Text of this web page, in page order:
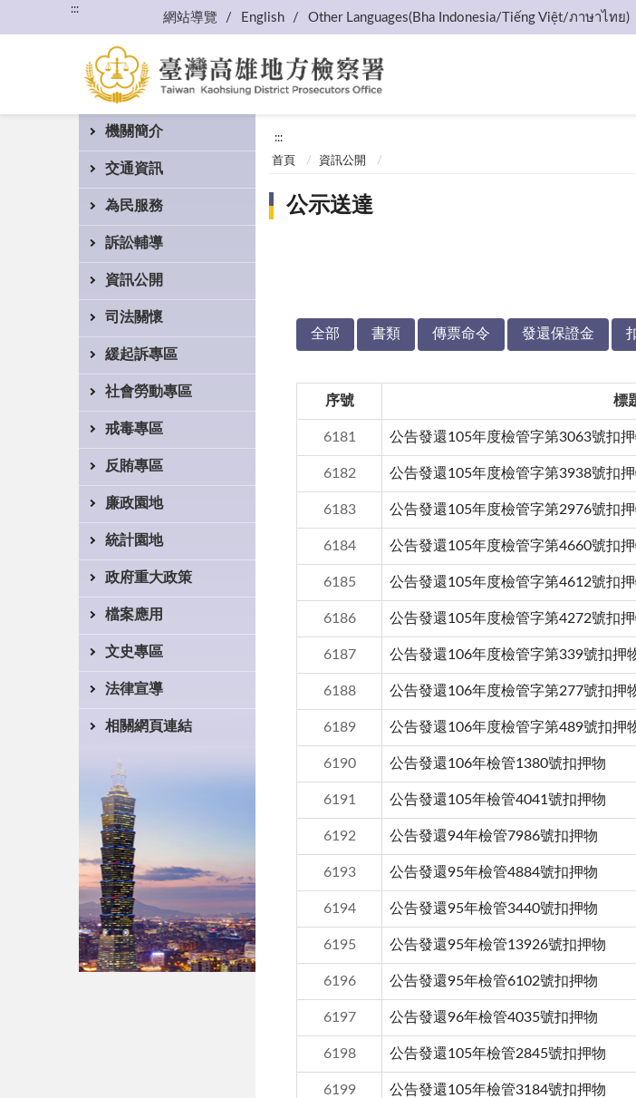
:::
網站導覽 English Other Languages(Bha Indonesia/Tiếng Việt/ภาษาไทย)
機關簡介
交通資訊
為民服務
訴訟輔導
資訊公開
司法關懷
緩起訴專區
社會勞動專區
戒毒專區
反賄專區
廉政園地
統計園地
政府重大政策
檔案應用
文史專區
法律宣導
相關網頁連結
:::
首頁 資訊公開
公示送達
全部 書類 傳票命令 發還保證金
序號 標
6181 公告發還105年度檢管字第3063號扣
6182 公告發還105年度檢管字第3938號扣
6183 公告發還105年度檢管字第2976號扣
6184 公告發還105年度檢管字第4660號扣
6185 公告發還105年度檢管字第4612號扣
6186 公告發還105年度檢管字第4272號扣
6187 公告發還106年度檢管字第339號扣押
6188 公告發還106年度檢管字第277號扣押
6189 公告發還106年度檢管字第489號扣押
6190 公告發還106年檢管1380號扣押物
6191 公告發還105年檢管4041號扣押物
6192 公告發還94年檢管7986號扣押物
6193 公告發還95年檢管4884號扣押物
6194 公告發還95年檢管3440號扣押物
6195 公告發還95年檢管13926號扣押物
6196 公告發還95年檢管6102號扣押物
6197 公告發還96年檢管4035號扣押物
6198 公告發還105年檢管2845號扣押物
6199 公告發還105年檢管3184號扣押物